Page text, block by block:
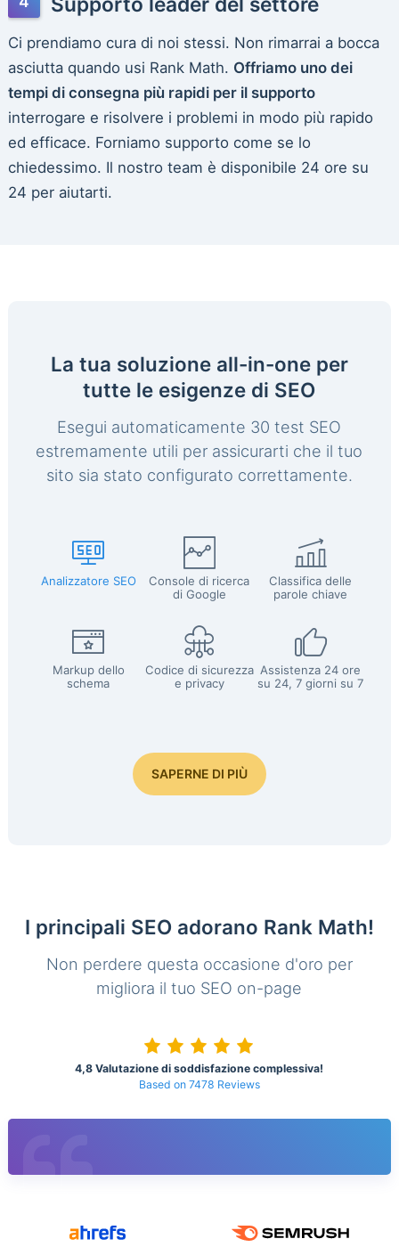
Ci prendiamo cura di noi stessi. Non rimarrai a bocca
asciutta quando usi Rank Math. Offriamo uno dei
tempi di consegna più rapidi per il supporto
interrogare e risolvere i problemi in modo più rapido
ed efficace. Forniamo supporto come se lo
chiedessimo. Il nostro team è disponibile 24 ore su
24 per aiutarti.
La tua soluzione all-in-one per
tutte le esigenze di SEO
Esegui automaticamente 30 test SEO
estremamente utili per assicurarti che il tuo
sito sia stato configurato correttamente.
Analizzatore SEO
Console di ricerca
di Google
Classifica delle
parole chiave
Markup dello
schema
Codice di sicurezza
e privacy
Assistenza 24 ore
su 24, 7 giorni su 7
SAPERNE DI PIÙ
I principali SEO adorano Rank Math!
Non perdere questa occasione d'oro per
migliora il tuo SEO on-page
4,8 Valutazione di soddisfazione complessiva!
Based on 7478 Reviews